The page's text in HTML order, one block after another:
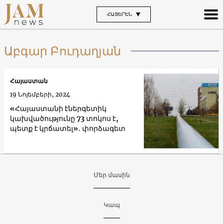
ՀԱՅԵՐԵՆ
Աբգար Բուդաղյան
«Հայաստանի էներգետիկ
կախվածությունը 73 տոկոս է,
պետք է կրճատել»․ փորձագետ
Հայաստան
19 Նոյեմբերի, 2024
Մեր մասին
Կապ